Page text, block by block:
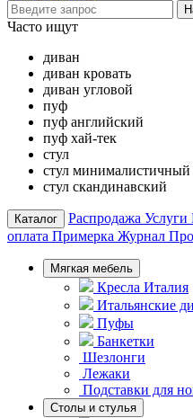
Часто ищут
диван
диван кровать
диван угловой
пуф
пуф английский
пуф хай-тек
стул
стул минималистичный
стул скандинавский
Каталог Распродажа Услуги
оплата Примерка Журнал
Мягкая мебель
Кресла Италия
Итальянские
Пуфы
Банкетки
Шезлонги
Лежаки
Подставки для
Столы и стулья